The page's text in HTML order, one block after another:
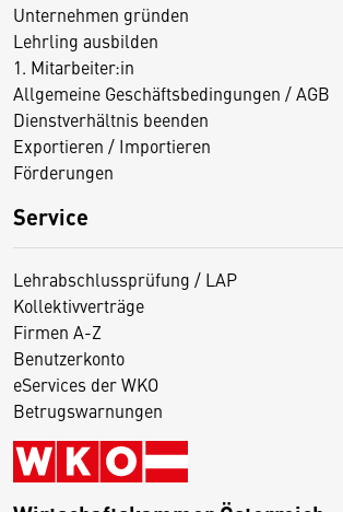
Unternehmen gründen
Lehrling ausbilden
1. Mitarbeiter:in
Allgemeine Geschäftsbedingungen / AGB
Dienstverhältnis beenden
Exportieren / Importieren
Förderungen
Service
Lehrabschlussprüfung / LAP
Kollektivverträge
Firmen A-Z
Benutzerkonto
eServices der WKO
Betrugswarnungen